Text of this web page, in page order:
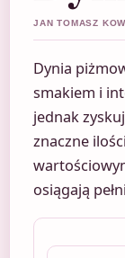
JAN TOMASZ
Dynia
smakiem i
jednak
znaczne
osiągają